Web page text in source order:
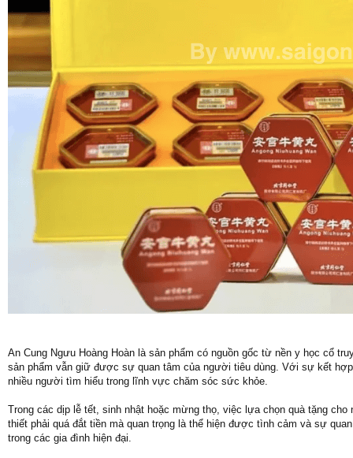
An Cung Ngưu Hoàng Hoàn là sản phẩm có nguồn gốc từ nền y học cổ
sản phẩm vẫn giữ được sự quan tâm của người tiêu dùng. Với sự kết
nhiều người tìm hiểu trong lĩnh vực chăm sóc sức khỏe.
Trong các dịp lễ tết, sinh nhật hoặc mừng thọ, việc lựa chọn quà tặng
thiết phải quá đắt tiền mà quan trọng là thể hiện được tình cảm và sự
trong các gia đình hiện đại.